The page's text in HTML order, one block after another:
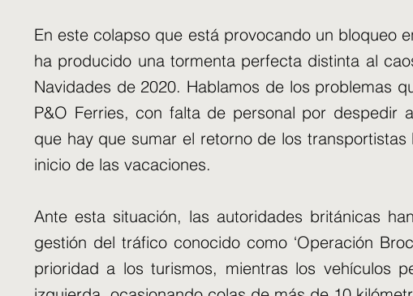
En este colapso que está provocando un bloqueo
ha producido una tormenta perfecta distinta al
Navidades de 2020. Hablamos de los problemas
P&O Ferries, con falta de personal por despedir
que hay que sumar el retorno de los
inicio de las vacaciones.
Ante esta situación, las autoridades británicas
gestión del tráfico conocido como ‘Operación
prioridad a los turismos, mientras los vehículos